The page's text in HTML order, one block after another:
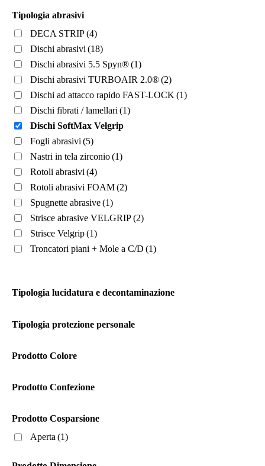
Prodotto Dimensione
150mm 15 fori (1)
Prodotto Gamma di grane
P320(1)
P500
(1)
P800 (1)
P1.000(1)
Prodotto Granulo
Spugna(1)
Prodotto Settori di applicazione
Autoriparazione
Tipologia abrasivi
DECA STRIP(4)
Dischi abrasivi (18)
Dischi abrasivi 5.5 Spyn®(1)
Dischi abrasivi TURBOAIR 2.0®(2)
Dischi ad attacco rapido FAST-LOCK (1)
Dischi fibrati / lamellari (1)
Dischi SoftMax Velgrip
Fogli abrasivi (5)
Nastri in tela zirconio(1)
Rotoli abrasivi (4)
Rotoli abrasivi FOAM(2)
Spugnette abrasive(1)
Strisce abrasive VELGRIP(2)
Strisce Velgrip(1)
Troncatori piani + Mole a C/D (1)
Tipologia lucidatura e decontaminazione
Tipologia protezione personale
Prodotto Colore
Prodotto Confezione
Prodotto Cosparsione
Aperta (1)